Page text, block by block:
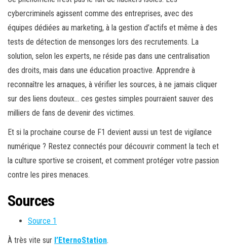
cybercriminels agissent comme des entreprises, avec des
équipes dédiées au marketing, à la gestion d’actifs et même à des
tests de détection de mensonges lors des recrutements. La
solution, selon les experts, ne réside pas dans une centralisation
des droits, mais dans une éducation proactive. Apprendre à
reconnaître les arnaques, à vérifier les sources, à ne jamais cliquer
sur des liens douteux… ces gestes simples pourraient sauver des
milliers de fans de devenir des victimes.
Et si la prochaine course de F1 devient aussi un test de vigilance
numérique ? Restez connectés pour découvrir comment la tech et
la culture sportive se croisent, et comment protéger votre passion
contre les pires menaces.
Sources
Source 1
À très vite sur l’EternoStation.